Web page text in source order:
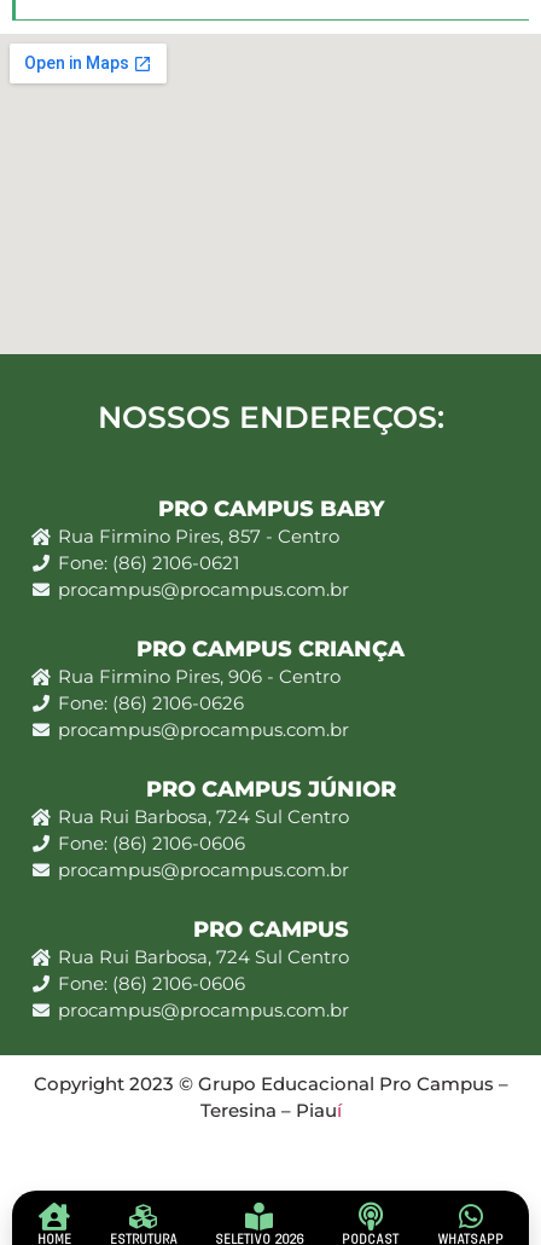
NOSSOS ENDEREÇOS:
PRO CAMPUS BABY
Rua Firmino Pires, 857 - Centro
Fone: (86) 2106-0621
procampus@procampus.com.br
PRO CAMPUS CRIANÇA
Rua Firmino Pires, 906 - Centro
Fone: (86) 2106-0626
procampus@procampus.com.br
PRO CAMPUS JÚNIOR
Rua Rui Barbosa, 724 Sul Centro
Fone: (86) 2106-0606
procampus@procampus.com.br
PRO CAMPUS
Rua Rui Barbosa, 724 Sul Centro
Fone: (86) 2106-0606
procampus@procampus.com.br
Copyright 2023 © Grupo Educacional Pro Campus –
Teresina – Piauí
HOME ESTRUTURA SELETIVO 2026 PODCAST WHATSAPP